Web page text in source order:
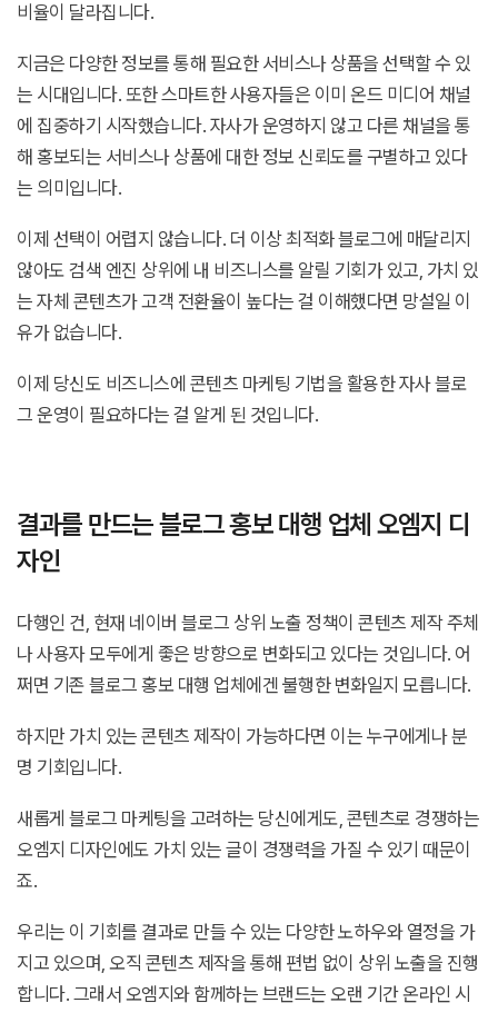
비율이 달라집니다.
지금은 다양한 정보를 통해 필요한 서비스나 상품을 선택할 수 있
는 시대입니다. 또한 스마트한 사용자들은 이미 온드 미디어 채널
에 집중하기 시작했습니다. 자사가 운영하지 않고 다른 채널을 통
해 홍보되는 서비스나 상품에 대한 정보 신뢰도를 구별하고 있다
는 의미입니다.
이제 선택이 어렵지 않습니다. 더 이상 최적화 블로그에 매달리지
않아도 검색 엔진 상위에 내 비즈니스를 알릴 기회가 있고, 가치 있
는 자체 콘텐츠가 고객 전환율이 높다는 걸 이해했다면 망설일 이
유가 없습니다.
이제 당신도 비즈니스에 콘텐츠 마케팅 기법을 활용한 자사 블로
그 운영이 필요하다는 걸 알게 된 것입니다.
결과를 만드는 블로그 홍보 대행 업체 오엠지 디
자인
다행인 건, 현재 네이버 블로그 상위 노출 정책이 콘텐츠 제작 주체
나 사용자 모두에게 좋은 방향으로 변화되고 있다는 것입니다. 어
쩌면 기존 블로그 홍보 대행 업체에겐 불행한 변화일지 모릅니다.
하지만 가치 있는 콘텐츠 제작이 가능하다면 이는 누구에게나 분
명 기회입니다.
새롭게 블로그 마케팅을 고려하는 당신에게도, 콘텐츠로 경쟁하는
오엠지 디자인에도 가치 있는 글이 경쟁력을 가질 수 있기 때문이
죠.
우리는 이 기회를 결과로 만들 수 있는 다양한 노하우와 열정을 가
지고 있으며, 오직 콘텐츠 제작을 통해 편법 없이 상위 노출을 진행
합니다. 그래서 오엠지와 함께하는 브랜드는 오랜 기간 온라인 시